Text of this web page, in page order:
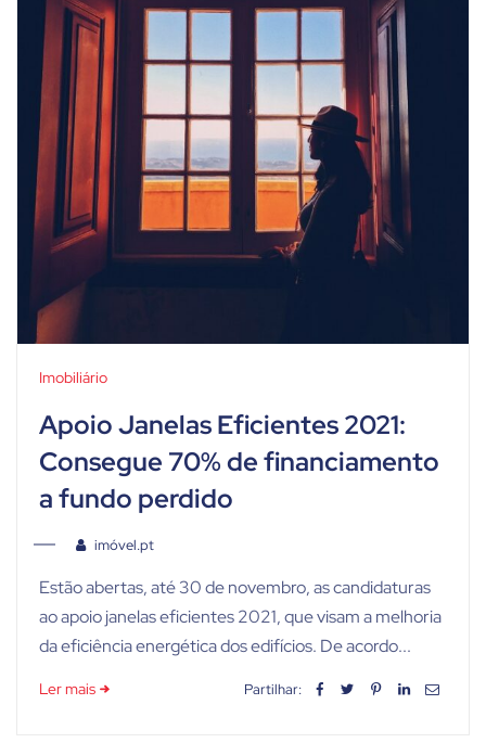
Imobiliário
Apoio Janelas Eficientes 2021:
Consegue 70% de financiamento
a fundo perdido
imóvel.pt
Estão abertas, até 30 de novembro, as candidaturas
ao apoio janelas eficientes 2021, que visam a melhoria
da eficiência energética dos edifícios. De acordo...
Ler mais Partilhar: